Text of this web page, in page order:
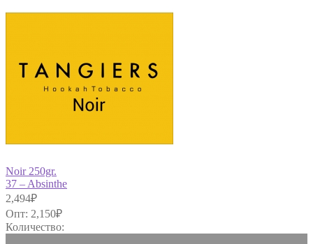
Noir 250gr.
37 – Absinthe
2,494₽
Опт: 2,150₽
Количество: